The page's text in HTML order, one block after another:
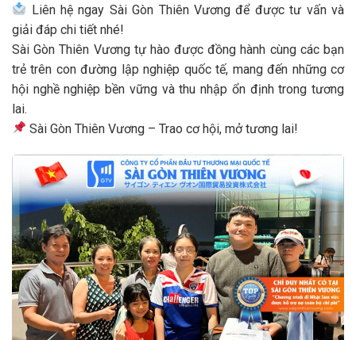
Liên hệ ngay Sài Gòn Thiên Vương để được tư vấn và
giải đáp chi tiết nhé!
Sài Gòn Thiên Vương tự hào được đồng hành cùng các bạn
trẻ trên con đường lập nghiệp quốc tế, mang đến những cơ
hội nghề nghiệp bền vững và thu nhập ổn định trong tương
lai.
Sài Gòn Thiên Vương – Trao cơ hội, mở tương lai!